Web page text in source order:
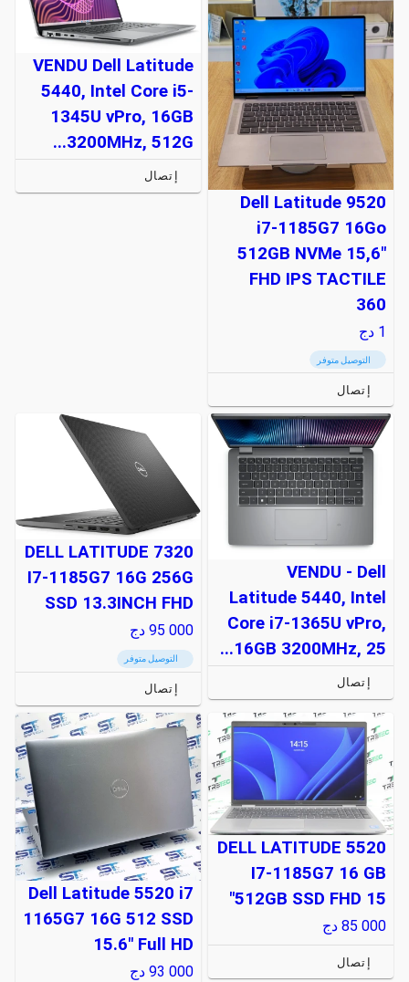
Dell Latitude 9520
i7-1185G7 16Go
512GB NVMe 15,6"
FHD IPS TACTILE
360
1 دج
التوصيل متوفر
إتصال
VENDU Dell Latitude
5440, Intel Core i5-
1345U vPro, 16GB
3200MHz, 512G...
إتصال
VENDU - Dell
Latitude 5440, Intel
Core i7-1365U vPro,
16GB 3200MHz, 25...
إتصال
DELL LATITUDE 7320
I7-1185G7 16G 256G
SSD 13.3INCH FHD
95 000 دج
التوصيل متوفر
إتصال
DELL LATITUDE 5520
I7-1185G7 16 GB
512GB SSD FHD 15"
85 000 دج
إتصال
Dell Latitude 5520 i7
1165G7 16G 512 SSD
15.6" Full HD
93 000 دج